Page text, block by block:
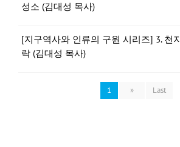
성소 (김대성 목사)
[지구역사와 인류의 구원 시리즈] 3. 천
락 (김대성 목사)
1 » Last